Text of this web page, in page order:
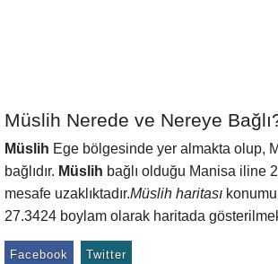
Müslih Nerede ve Nereye
Müslih Ege bölgesinde yer almakta olup,
bağlıdır. Müslih bağlı olduğu Manisa iline
mesafe uzaklıktadır.Müslih haritası
27.3424 boylam olarak haritada
Facebook Twitter